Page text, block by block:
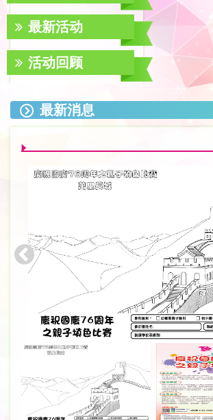
最新活动
活动回顾
最新消息